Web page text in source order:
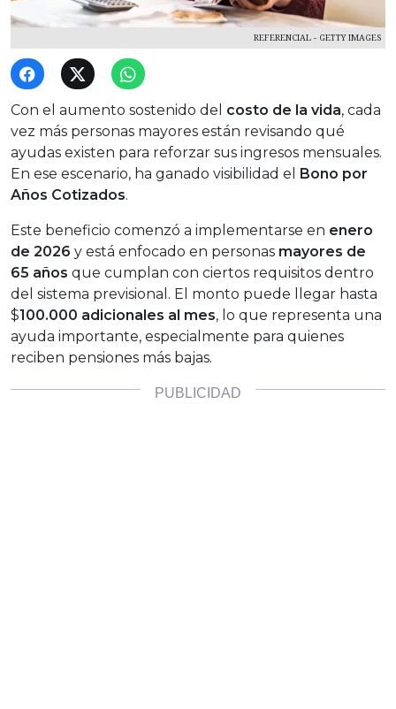
REFERENCIAL - GETTY IMAGES
Con el aumento sostenido del costo de la vida, cada
vez más personas mayores están revisando qué
ayudas existen para reforzar sus ingresos mensuales.
En ese escenario, ha ganado visibilidad el
Bono por
Años Cotizados.
Este beneficio comenzó a implementarse en enero
de 2026 y está enfocado en personas mayores de
65 años que cumplan con ciertos requisitos dentro
del sistema previsional. El monto puede llegar hasta
$100.000 adicionales al mes, lo que representa una
ayuda importante, especialmente para quienes
reciben pensiones más bajas.